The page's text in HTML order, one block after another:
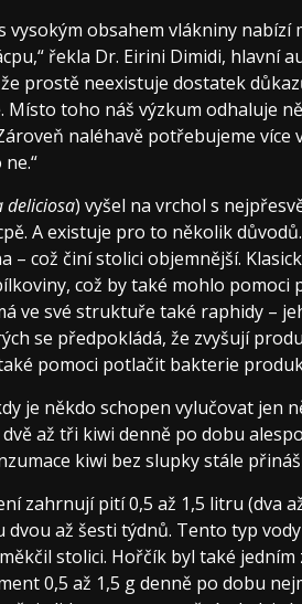
vysokým obsahem vlákniny
řekla Dr. Eirini Dimidi, hlavní
prostě neexistuje dostatek
Místo toho náš výzkum odhaluje
naléhavě potřebujeme
deliciosa) vyšel na vrchol s
A existuje pro to několik
– což činí stolici objemnější.
což by také mohlo
ve své struktuře také raphidy –
se předpokládá, že zvyšují
pomoci potlačit bakterie
je někdo schopen vylučovat jen
až tři kiwi denně po dobu
kiwi bez slupky stále
zahrnují pití 0,5 až 1,5 litru (dva
dvou až šesti týdnů. Tento typ
stolici. Hořčík byl také
0,5 až 1,5 g denně po dobu